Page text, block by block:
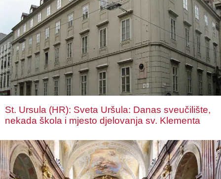
St. Ursula (HR): Sveta Uršula: Danas sveučilište,
nekada škola i mjesto djelovanja sv. Klementa